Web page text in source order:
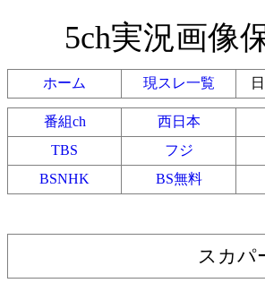
5ch実況画像
ホーム 現スレ一覧
番組ch 西日本
TBS
フジ
BSNHK
BS無料
スカパ